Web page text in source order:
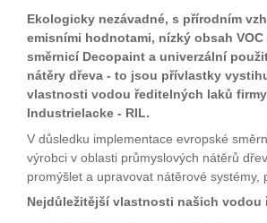
Ekologicky nezávadné, s přírodním
emisními hodnotami, nízký obsah
směrnicí Decopaint a univerzální
nátěry dřeva - to jsou přívlastky
vlastnosti vodou ředitelných laků firmy
Industrielacke - RIL.
V důsledku implementace evropské
výrobci v oblasti průmyslových nátěrů
promýšlet a upravovat nátěrové systémy,
Nejdůležitější vlastnosti našich vodou